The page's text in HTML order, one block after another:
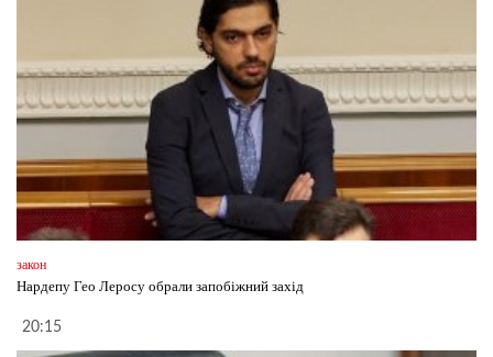
закон
Нардепу Гео Леросу обрали запобіжний захід
20:15